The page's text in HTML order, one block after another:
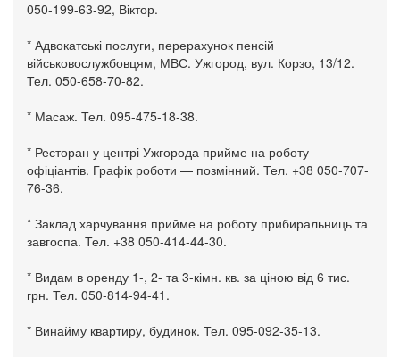
050-199-63-92, Віктор.
* Адвокатські послуги, перерахунок пенсій
військовослужбовцям, МВС. Ужгород, вул. Корзо, 13/12.
Тел. 050-658-70-82.
* Масаж. Тел. 095-475-18-38.
* Ресторан у центрі Ужгорода прийме на роботу
офіціантів. Графік роботи — позмінний. Тел. +38 050-707-
76-36.
* Заклад харчування прийме на роботу прибиральниць та
завгоспа. Тел. +38 050-414-44-30.
* Видам в оренду 1-, 2- та 3-кімн. кв. за ціною від 6 тис.
грн. Тел. 050-814-94-41.
* Винайму квартиру, будинок. Тел. 095-092-35-13.